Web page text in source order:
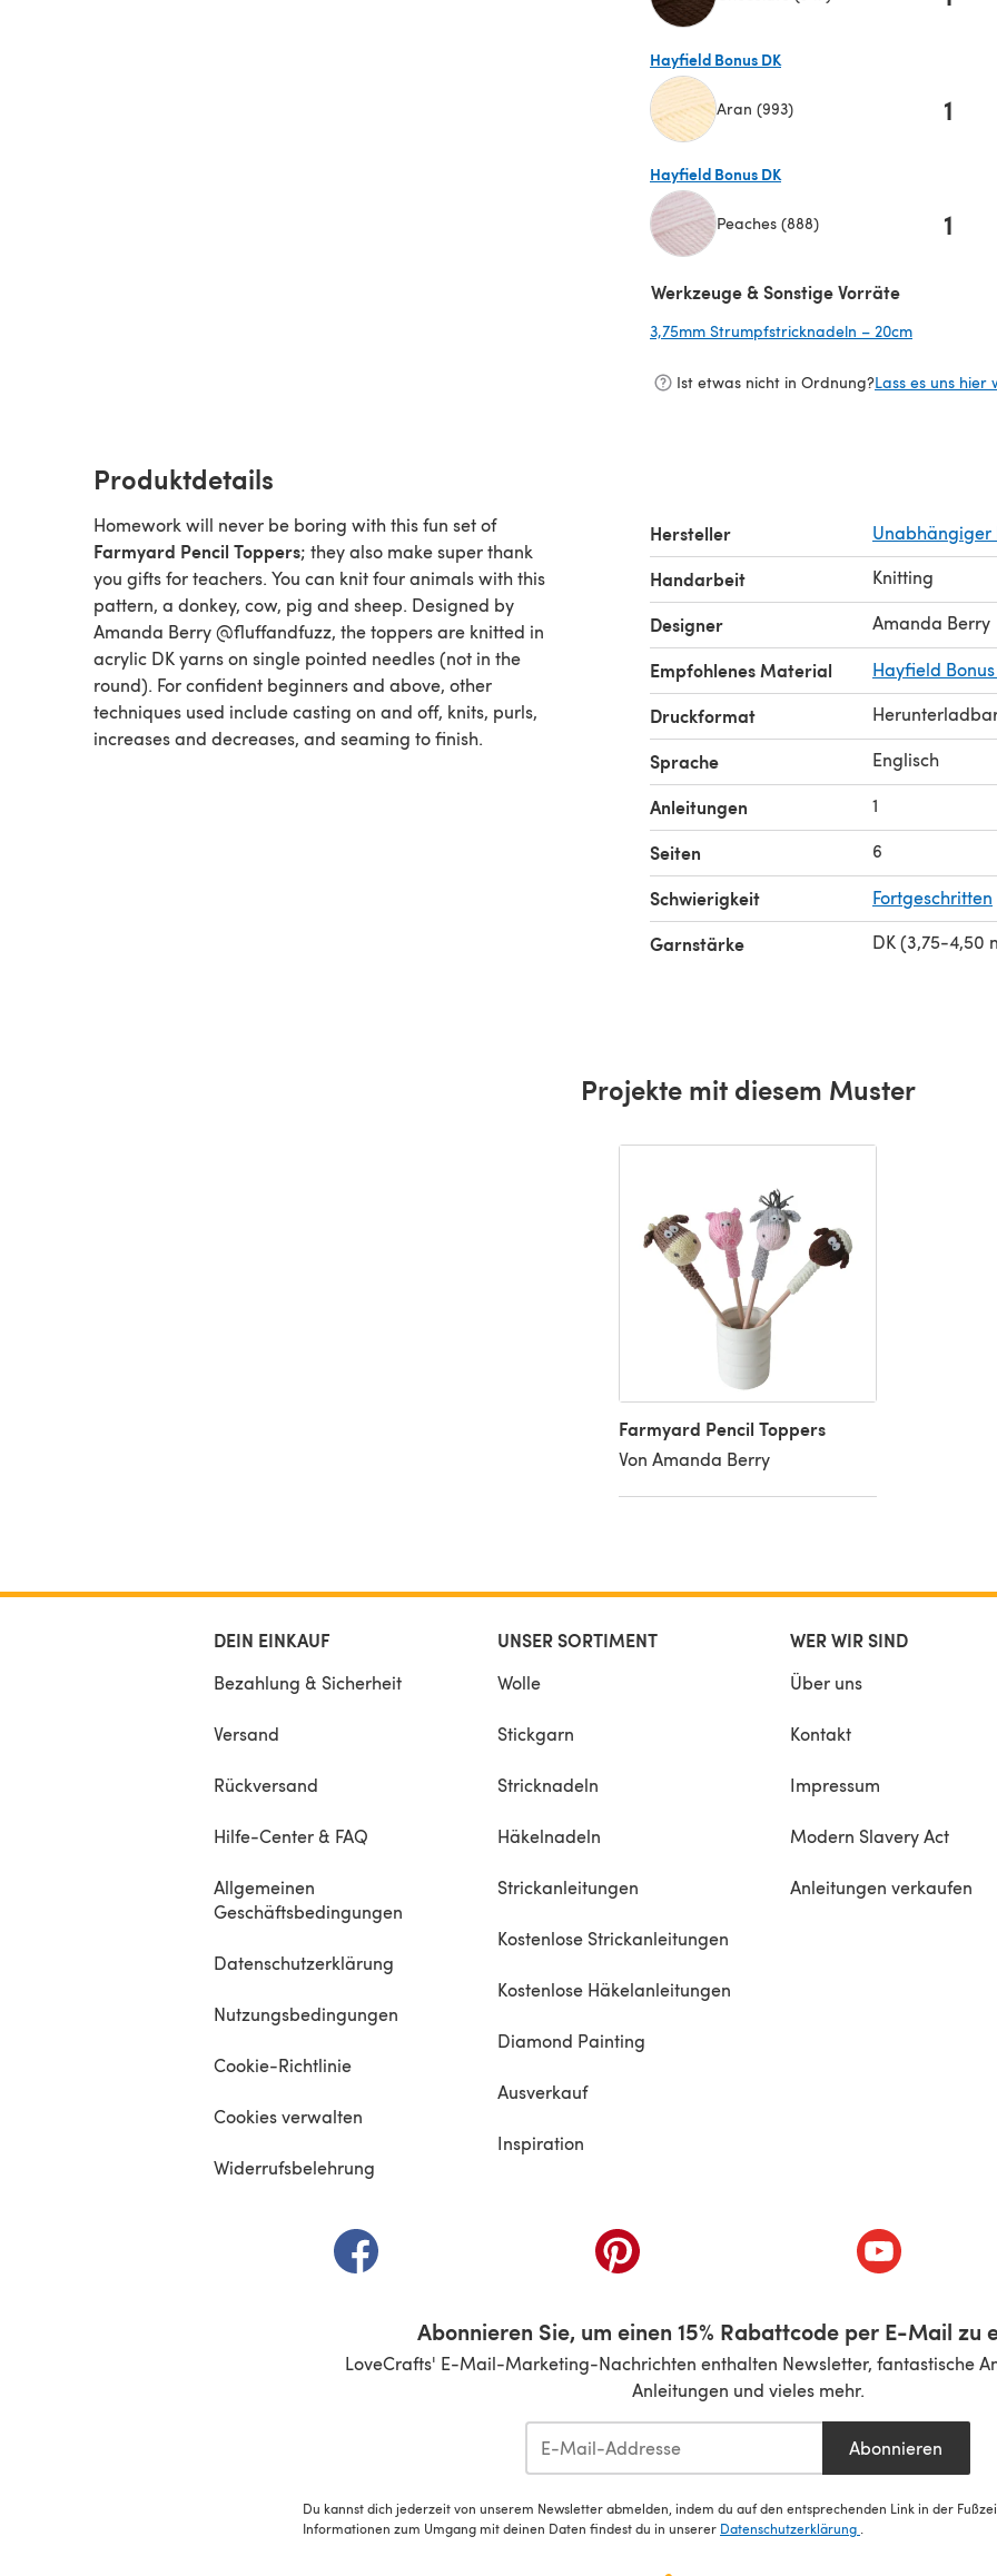
Hayfield Bonus DK
Aran (993) 1
Hayfield Bonus DK
Peaches (888) 1
Werkzeuge & Sonstige Vorräte
3,75mm Strumpfstricknadeln – 20cm
Ist etwas nicht in Ordnung?Lass es uns hier
Produktdetails
Homework will never be boring with this fun set of
Farmyard Pencil Toppers; they also make super thank
you gifts for teachers. You can knit four animals with this
pattern, a donkey, cow, pig and sheep. Designed by
Amanda Berry @fluffandfuzz, the toppers are knitted in
acrylic DK yarns on single pointed needles (not in the
round). For confident beginners and above, other
techniques used include casting on and off, knits, purls,
increases and decreases, and seaming to finish.
Hersteller Unabhängiger
Handarbeit Knitting
Designer Amanda Berry
Empfohlenes Material Hayfield
Druckformat
Sprache Englisch
Anleitungen 1
Seiten 6
Schwierigkeit Fortgeschritten
Garnstärke DK (3,75-4,50
Projekte mit diesem Muster
Farmyard Pencil Toppers
Von Amanda Berry
DEIN EINKAUF
Bezahlung & Sicherheit
Versand
Rückversand
Hilfe-Center & FAQ
Allgemeinen
Geschäftsbedingungen
Datenschutzerklärung
Nutzungsbedingungen
Cookie-Richtlinie
Cookies verwalten
Widerrufsbelehrung
UNSER SORTIMENT
Wolle
Stickgarn
Stricknadeln
Häkelnadeln
Strickanleitungen
Kostenlose Strickanleitungen
Kostenlose Häkelanleitungen
Diamond Painting
Ausverkauf
Inspiration
WER WIR SIND
Über uns
Kontakt
Impressum
Modern Slavery Act
Anleitungen verkaufen
(öffnet sich in einem neuen Tab)(öffnet sich in einem neuen Tab)(öffnet sich in
Abonnieren Sie, um einen 15% Rabattcode per E-Mail zu
LoveCrafts' E-Mail-Marketing-Nachrichten enthalten Newsletter, fantastische
Anleitungen und vieles mehr.
Abonnieren
Du kannst dich jederzeit von unserem Newsletter abmelden, indem du auf den entsprechenden Link in der
Informationen zum Umgang mit deinen Daten findest du in unserer Datenschutzerklärung